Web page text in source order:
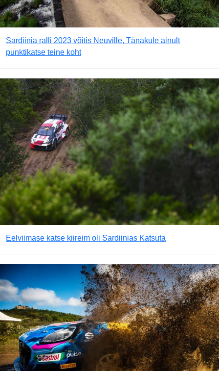
Sardiinia ralli 2023 võitis Neuville, Tänakule ainult
punktikatse teine koht
Eelviimase katse kiireim oli Sardiinias Katsuta